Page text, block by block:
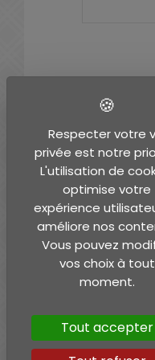
EN SAVOIR
Mentions
Conditions
Mon compte
Respecter votre
privée est notre
L'utilisation de
optimise votre
expérience
améliore nos
Vous pouvez
vos choix à tout
moment.
Tout accepter